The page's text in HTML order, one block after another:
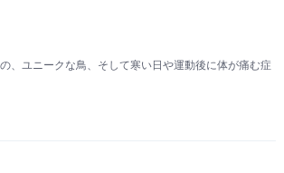
、ユニークな鳥、そして寒い日や運動後に体が痛む症